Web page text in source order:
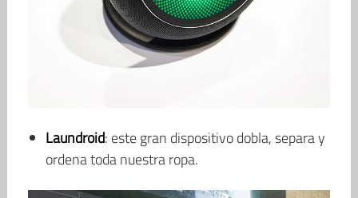
Laundroid: este gran dispositivo dobla, separa y
ordena toda nuestra ropa.